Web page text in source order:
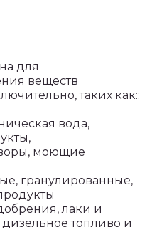
для
веществ
таких как::
вода,
моющие
гранулированные,
лаки и
топливо и